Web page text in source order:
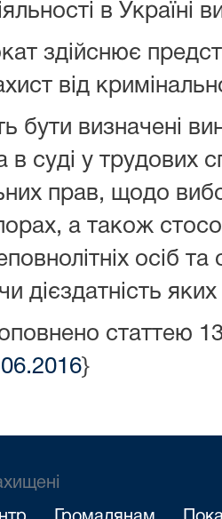
в Україні
здійснює
від
бути визначені
в суді у трудових
прав, щодо
а також
осіб
дієздатність
статтею
}